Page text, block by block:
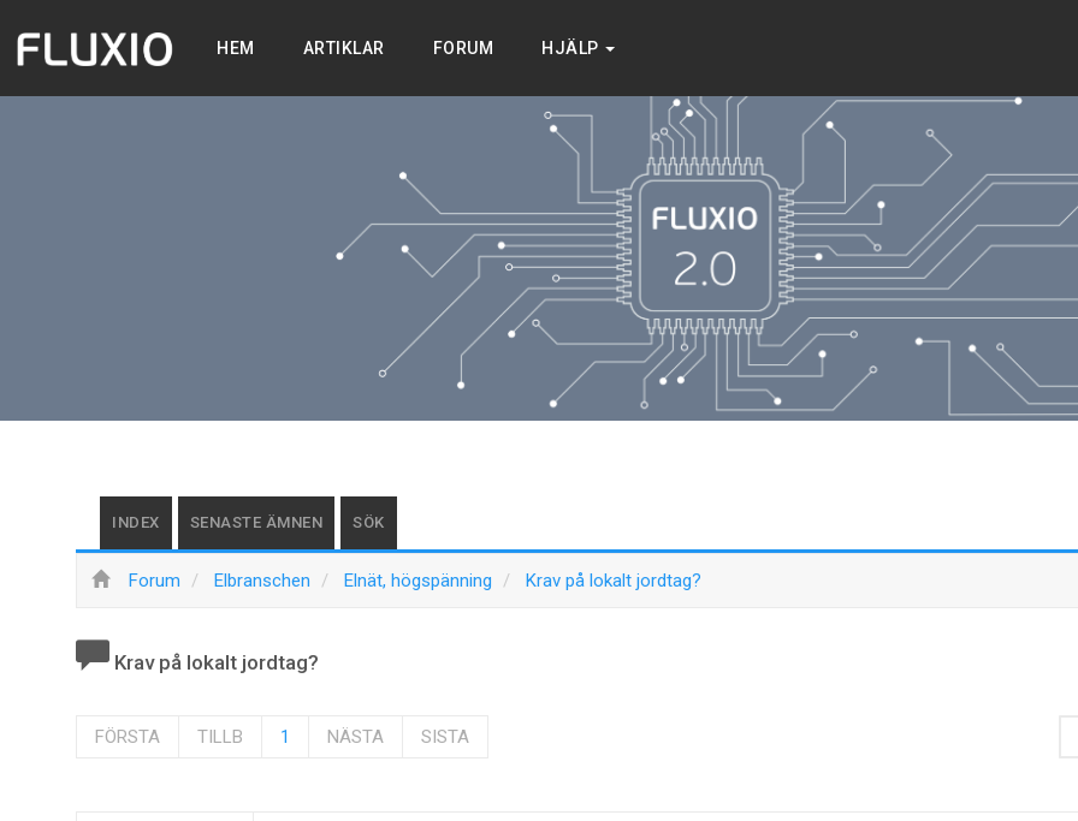
HEM ARTIKLAR FORUM HJÄLP
INDEX SENASTE ÄMNEN SÖK
Forum Elbranschen Elnät, högspänning Krav på lokalt jordtag?
Krav på lokalt jordtag?
FÖRSTA TILLB 1 NÄSTA SISTA